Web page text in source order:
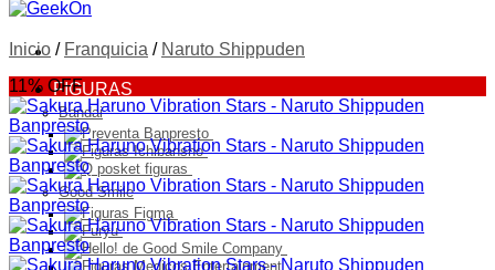
FIGURAS
Bandai
Good Smile
Inicio / Franquicia / Naruto Shippuden
11% OFF